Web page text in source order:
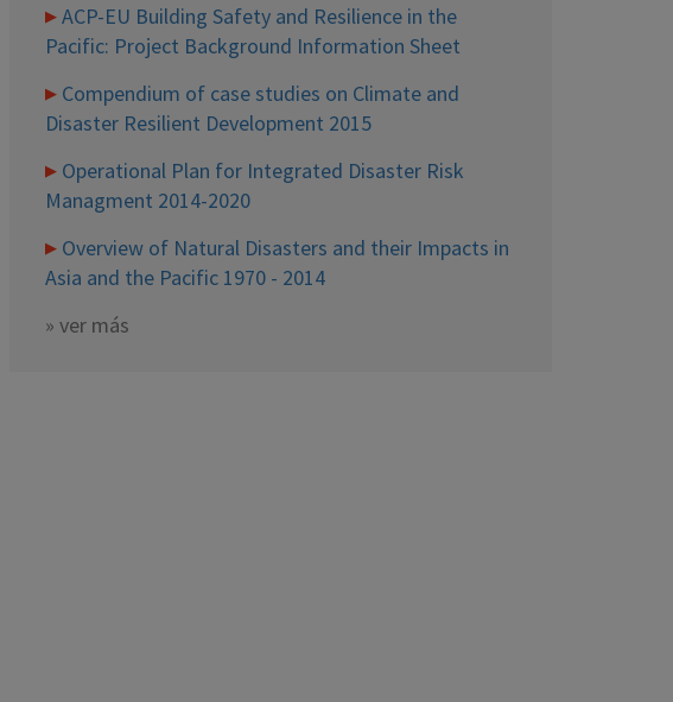
ACP-EU Building Safety and Resilience in the
Pacific: Project Background Information Sheet
Compendium of case studies on Climate and
Disaster Resilient Development 2015
Operational Plan for Integrated Disaster Risk
Managment 2014-2020
Overview of Natural Disasters and their Impacts in
Asia and the Pacific 1970 - 2014
» ver más